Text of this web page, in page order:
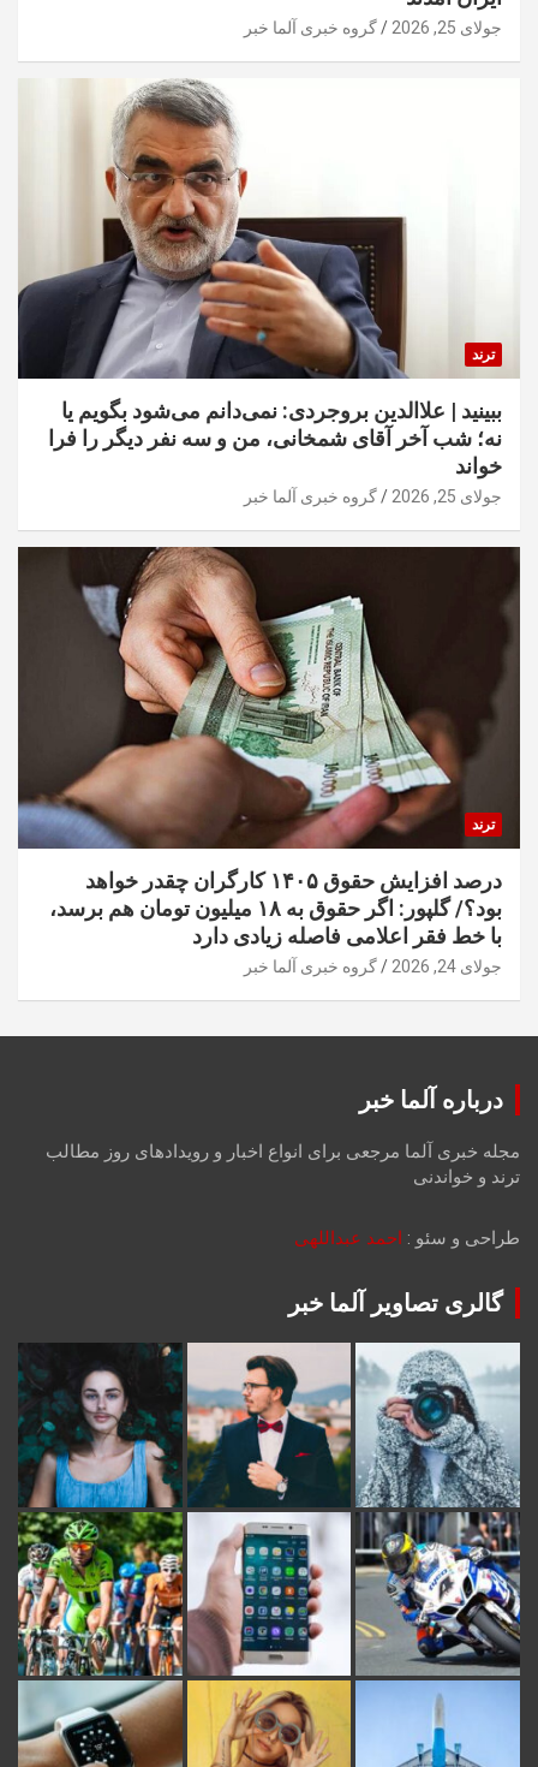
جولای 25, 2026 گروه خبری آلما خبر
ترند
ببینید | علاالدین بروجردی: نمی‌دانم می‌شود بگویم یا
نه؛ شب آخر آقای شمخانی، من و سه نفر دیگر را فرا
خواند
جولای 25, 2026 گروه خبری آلما خبر
ترند
درصد افزایش حقوق ۱۴۰۵ کارگران چقدر خواهد
بود؟/ گلپور: اگر حقوق به ۱۸ میلیون تومان هم برسد،
با خط فقر اعلامی فاصله زیادی دارد
جولای 24, 2026 گروه خبری آلما خبر
درباره آلما خبر
مجله خبری آلما مرجعی برای انواع اخبار و رویدادهای روز مطالب
ترند و خواندنی
طراحی و سئو : احمد عبداللهی
گالری تصاویر آلما خبر